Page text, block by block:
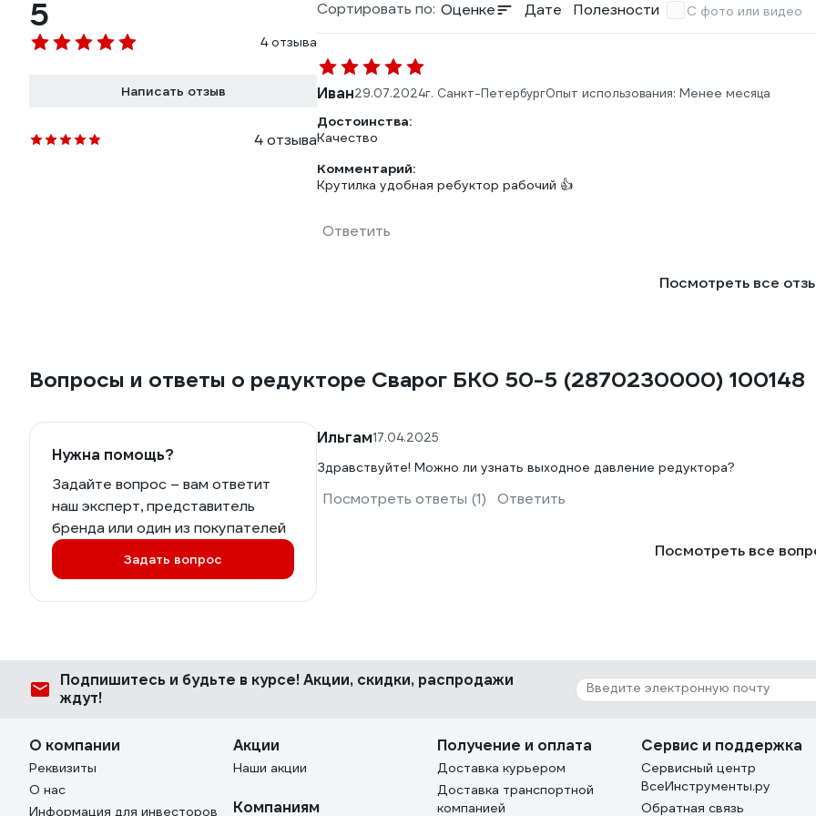
5
4 отзыва
Написать отзыв
4 отзыва
Сортировать по: Оценке Дате Полезности С фото или видео
Иван29.07.2024г. Санкт-ПетербургОпыт использования: Менее месяца
Достоинства:
Качество
Комментарий:
Крутилка удобная ребуктор рабочий 👍
Ответить
Посмотреть все
Вопросы и ответы о редукторе Сварог БКО 50-5 (2870230000) 100148
Нужна помощь?
Задайте вопрос – вам ответит
наш эксперт, представитель
бренда или один из покупателей
Задать вопрос
Ильгам17.04.2025
Здравствуйте! Можно ли узнать выходное давление редуктора?
Посмотреть ответы (1) Ответить
Посмотреть все
Подпишитесь и будьте в курсе! Акции, скидки, распродажи
ждут!
О компании
Реквизиты
О нас
Информация для инвесторов
Акции
Наши акции
Компаниям
Получение и оплата
Доставка курьером
Доставка транспортной
компанией
Сервис и поддержка
Сервисный центр
ВсеИнструменты.ру
Обратная связь